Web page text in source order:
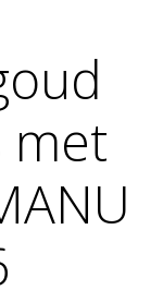
met